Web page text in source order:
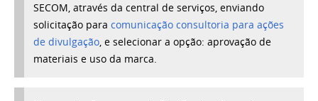
SECOM, através da central de serviços,enviando
solicitação paracomunicação consultoria para ações
de divulgação, e selecionar a opção: aprovação de
materiais e uso da marca.